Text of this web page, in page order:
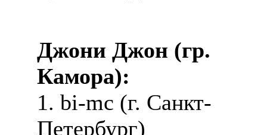
Джони Джон (гр.
Камора):
1. bi-mc (г. Санкт-
Петербург)